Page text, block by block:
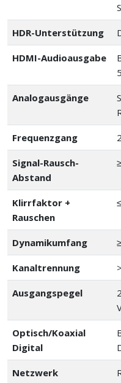
HDR-Unterstützung
HDMI-Audioausgabe
Analogausgänge
Frequenzgang
Signal-Rausch-
Abstand
Klirrfaktor +
Rauschen
Dynamikumfang
Kanaltrennung
Ausgangspegel
Optisch/Koaxial
Digital
Netzwerk